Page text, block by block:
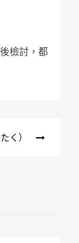
檢討，都
く）